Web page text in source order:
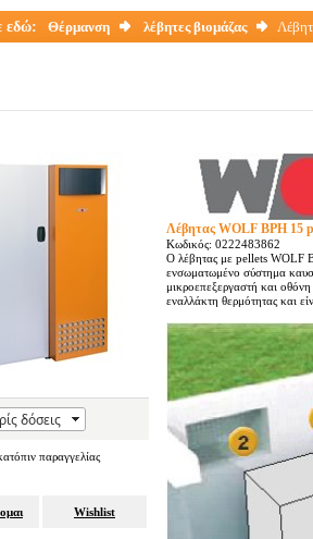
εδώ: Θέρμανση λέβητες βιομάζας
παραγγελίας
Wishlist
Λέβητας WOLF BPH 15
Κωδικός: 0222483862
Ο λέβητας με pellets WOLF
ενσωματωμένο σύστημα
μικροεπεξεργαστή και
εναλλάκτη θερμότητας και